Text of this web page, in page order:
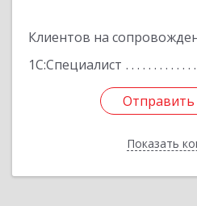
Клиентов на
1С:Специалист
Отправить
Показать
Отправить
Назад